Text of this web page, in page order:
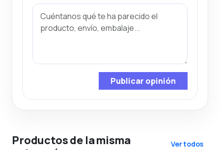
Publicar opinión
Productos de la misma
Ver todos